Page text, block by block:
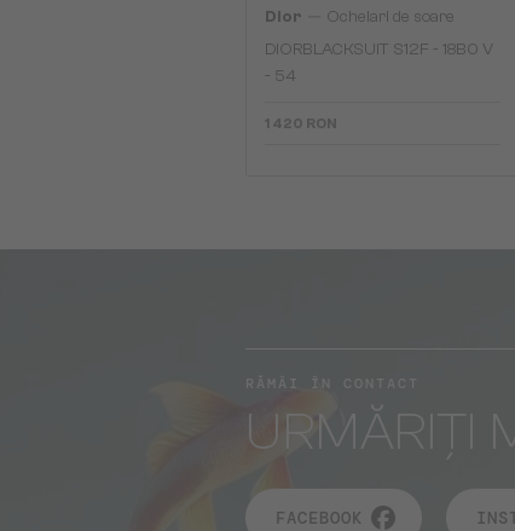
Dior
Ochelari de soare
DIORBLACKSUIT S12F - 18B0 V
- 54
1 420 RON
RĂMÂI ÎN CONTACT
URMĂRIȚI
FACEBOOK